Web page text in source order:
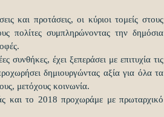
και προτάσεις, οι κύριοι τομείς στους
πολίτες συμπληρώνοντας την δημόσια
συνθήκες, έχει ξεπεράσει με επιτυχία τις
δημιουργώντας αξία για όλα τα
μετόχους κοινωνία.
και το 2018 προχωράμε με πρωταρχικό